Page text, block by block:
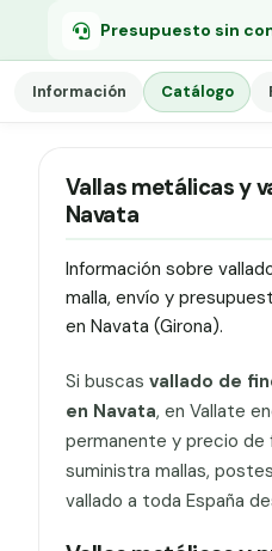
Presupuesto sin
Información Catálogo
Vallas metálicas y
Navata
Información sobre
malla, envío y
en Navata (Girona).
Si buscas vallado de
en Navata, en Vallate
permanente y precio de
suministra mallas,
vallado a toda España